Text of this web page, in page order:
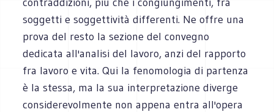
soggetti e soggettività differenti. Ne offre una
prova del resto la sezione del convegno
dedicata all'analisi del lavoro, anzi del rapporto
fra lavoro e vita. Qui la fenomologia di partenza
è la stessa, ma la sua interpretazione diverge
considerevolmente non appena entra all'opera